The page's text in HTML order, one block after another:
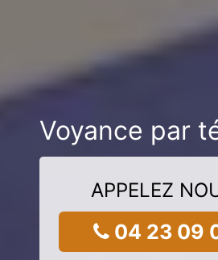
Voyance par
APPELEZ
04 23 09